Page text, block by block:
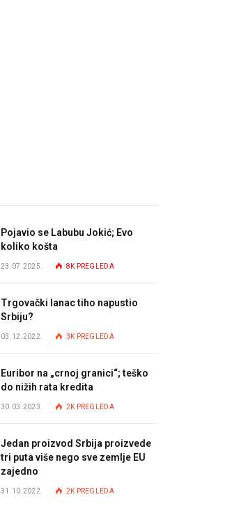
Pojavio se Labubu Jokić; Evo
koliko košta
23.07.2025. 8K PREGLEDA
Trgovački lanac tiho napustio
Srbiju?
03.12.2022. 3K PREGLEDA
Euribor na „crnoj granici“; teško
do nižih rata kredita
30.03.2023. 2K PREGLEDA
Jedan proizvod Srbija proizvede
tri puta više nego sve zemlje EU
zajedno
31.10.2022. 2K PREGLEDA